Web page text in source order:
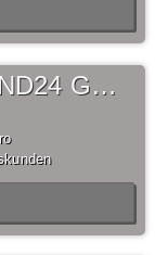
Versandkostenfrei SEALAND24 Gutschein